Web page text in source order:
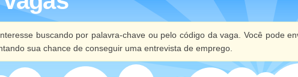
buscando por palavra-chave ou pelo código da vaga. Você pode
sua chance de conseguir uma entrevista de emprego.